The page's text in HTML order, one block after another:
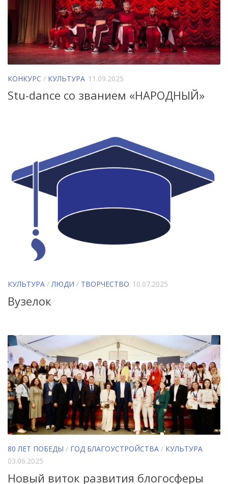
КОНКУРС / КУЛЬТУРА 11.09.2025
Stu-dance со званием «НАРОДНЫЙ»
КУЛЬТУРА /ЛЮДИ / ТВОРЧЕСТВО 10.07.2025
Вузелок
80 ЛЕТ ПОБЕДЫ / ГОД БЛАГОУСТРОЙСТВА / КУЛЬТУРА
03.06.2025
Новый виток развития блогосферы